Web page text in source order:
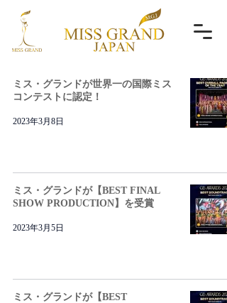
ミス・グランドが世界一の国際ミス
コンテストに認定！
2023年3月8日
ミス・グランドが【BEST FINAL
SHOW PRODUCTION】を受賞
2023年3月5日
ミス・グランドが【BEST